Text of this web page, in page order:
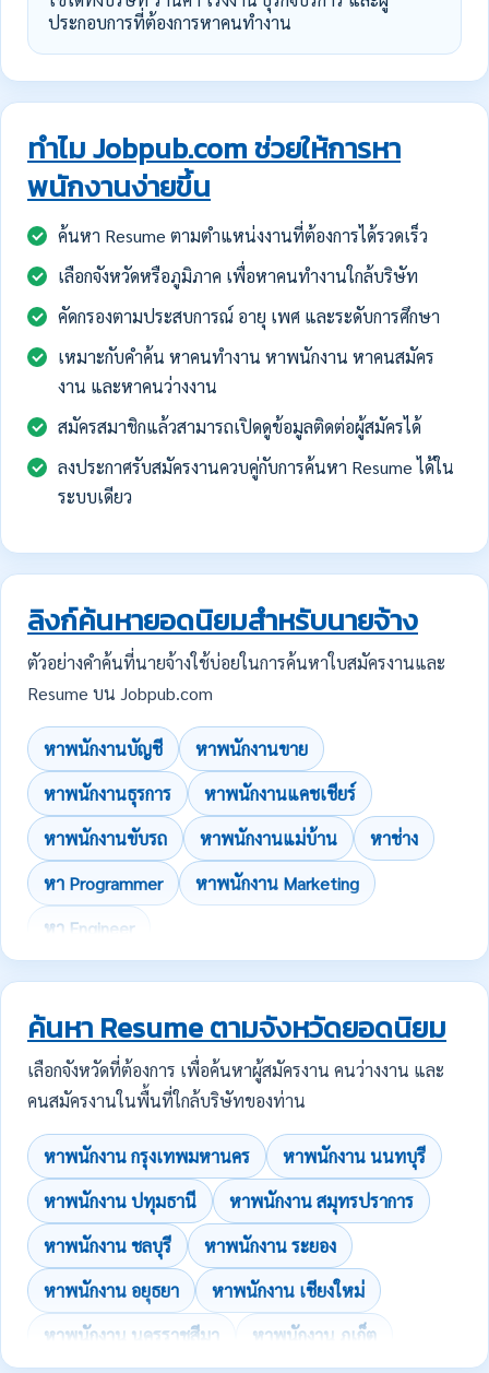
ประกอบการที่ต้องการหาคนทำงาน
ทำไม Jobpub.com ช่วยให้การหา
พนักงานง่ายขึ้น
ค้นหา Resume ตามตำแหน่งงานที่ต้องการได้รวดเร็ว
เลือกจังหวัดหรือภูมิภาค เพื่อหาคนทำงานใกล้บริษัท
คัดกรองตามประสบการณ์ อายุ เพศ และระดับการศึกษา
เหมาะกับคำค้น หาคนทำงาน หาพนักงาน หาคนสมัคร
งาน และหาคนว่างงาน
สมัครสมาชิกแล้วสามารถเปิดดูข้อมูลติดต่อผู้สมัครได้
ลงประกาศรับสมัครงานควบคู่กับการค้นหา Resume ได้ใน
ระบบเดียว
ลิงก์ค้นหายอดนิยมสำหรับนายจ้าง
ตัวอย่างคำค้นที่นายจ้างใช้บ่อยในการค้นหาใบสมัครงานและ
Resume บน Jobpub.com
หาพนักงานบัญชี
หาพนักงานขาย
หาพนักงานธุรการ
หาพนักงานแคชเชียร์
หาพนักงานขับรถ
หาพนักงานแม่บ้าน
หาช่าง
หา Programmer
หาพนักงาน Marketing
หา Engineer
ค้นหา Resume ตามจังหวัดยอดนิยม
เลือกจังหวัดที่ต้องการ เพื่อค้นหาผู้สมัครงาน คนว่างงาน และ
คนสมัครงานในพื้นที่ใกล้บริษัทของท่าน
หาพนักงาน กรุงเทพมหานคร
หาพนักงาน นนทบุรี
หาพนักงาน ปทุมธานี
หาพนักงาน สมุทรปราการ
หาพนักงาน ชลบุรี
หาพนักงาน ระยอง
หาพนักงาน อยุธยา
หาพนักงาน เชียงใหม่
หาพนักงาน นครราชสีมา
หาพนักงาน ภูเก็ต